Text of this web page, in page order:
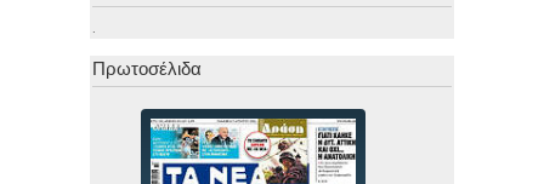
Πρωτοσέλιδα